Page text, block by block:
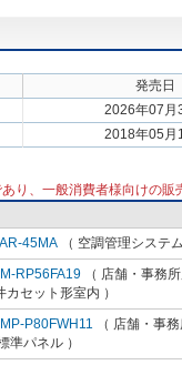
発売日
2026年07月
2018年05月
り、一般消費者様向けの販
45MA （ 空調管理システ
RP56FA19 （ 店舗・事務
カセット形室内 ）
P80FWH11 （ 店舗・事
準パネル ）